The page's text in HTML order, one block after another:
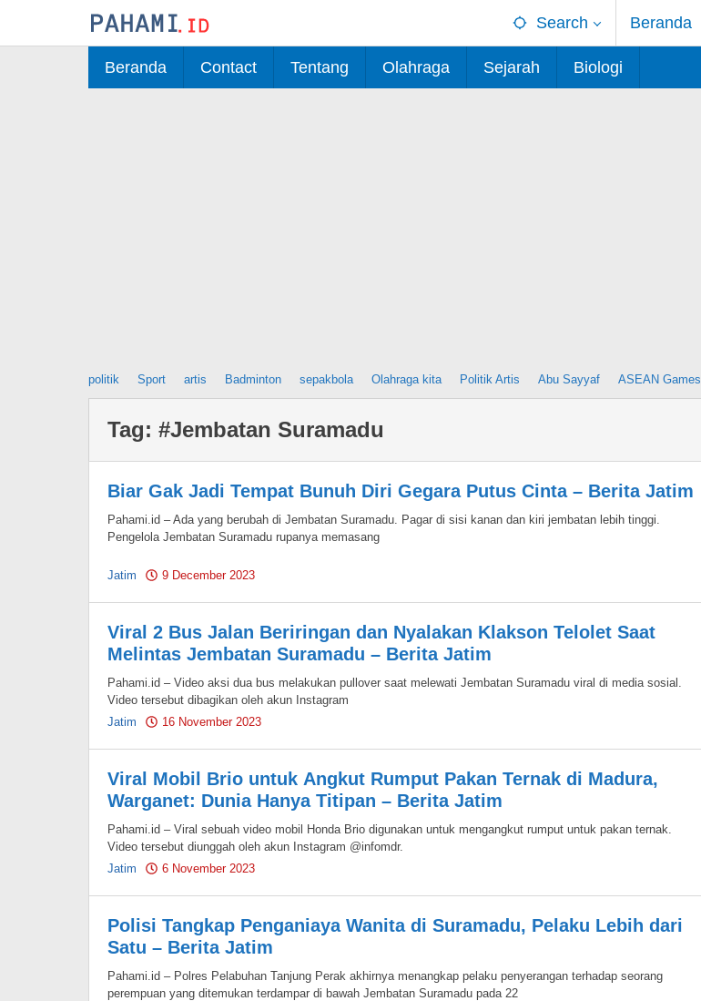
Search Beranda
Beranda Contact Tentang Olahraga Sejarah Biologi
politik Sport artis Badminton sepakbola Olahraga kita Politik Artis Abu Sayyaf ASEAN Games
Tag: #Jembatan Suramadu
Biar Gak Jadi Tempat Bunuh Diri Gegara Putus Cinta – Berita Jatim
Pahami.id – Ada yang berubah di Jembatan Suramadu. Pagar di sisi kanan dan kiri jembatan lebih tinggi.
Pengelola Jembatan Suramadu rupanya memasang
Jatim 9 December 2023
Viral 2 Bus Jalan Beriringan dan Nyalakan Klakson Telolet Saat
Melintas Jembatan Suramadu – Berita Jatim
Pahami.id – Video aksi dua bus melakukan pullover saat melewati Jembatan Suramadu viral di media sosial.
Video tersebut dibagikan oleh akun Instagram
Jatim
16 November 2023
Viral Mobil Brio untuk Angkut Rumput Pakan Ternak di Madura,
Warganet: Dunia Hanya Titipan – Berita Jatim
Pahami.id – Viral sebuah video mobil Honda Brio digunakan untuk mengangkut rumput untuk pakan ternak.
Video tersebut diunggah oleh akun Instagram @infomdr.
Jatim
6 November 2023
Polisi Tangkap Penganiaya Wanita di Suramadu, Pelaku Lebih dari
Satu – Berita Jatim
Pahami.id – Polres Pelabuhan Tanjung Perak akhirnya menangkap pelaku penyerangan terhadap seorang
perempuan yang ditemukan terdampar di bawah Jembatan Suramadu pada 22